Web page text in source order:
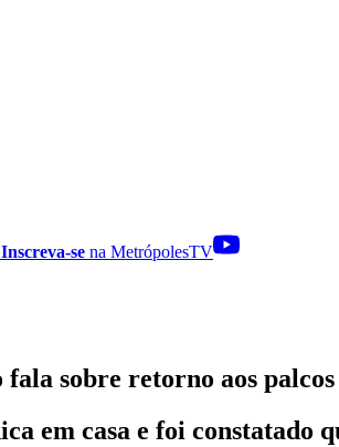
Inscreva-se na MetrópolesTV
sobre retorno aos palcos
em casa e foi constatado